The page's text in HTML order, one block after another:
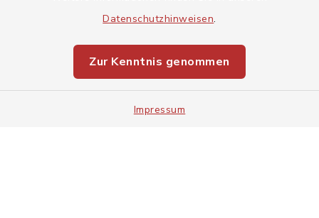
Datenschutzhinweisen.
Zur Kenntnis genommen
Impressum
Impressum
Sitemap